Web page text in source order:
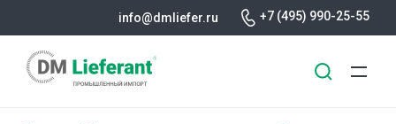
info@dmliefer.ru +7 (495) 990-25-55